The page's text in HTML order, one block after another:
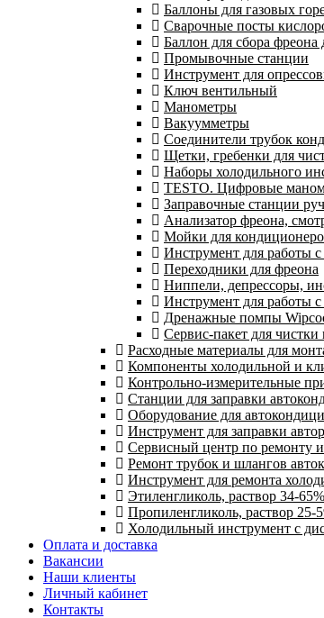
Баллоны для газовых
Сварочные посты
Баллон для сбора фреона
Промывочные станции
Инструмент для
Ключ вентильный
Манометры
Вакуумметры
Соединители трубок
Щетки, гребенки для
Наборы холодильного
TESTO. Цифровые
Заправочные станции
Анализатор фреона,
Мойки для
Инструмент для работы с
Переходники для фреона
Ниппели, депрессоры,
Инструмент для работы
Дренажные помпы
Сервис-пакет для чистки
Расходные материалы для
Компоненты холодильной и
Контрольно-измерительные
Станции для заправки
Оборудование для
Инструмент для заправки
Сервисный центр по ремонту
Ремонт трубок и шлангов
Инструмент для ремонта
Этиленгликоль, раствор 34-
Пропиленгликоль, раствор
Холодильный инструмент с
Оплата и доставка
Вакансии
Наши клиенты
Личный кабинет
Контакты